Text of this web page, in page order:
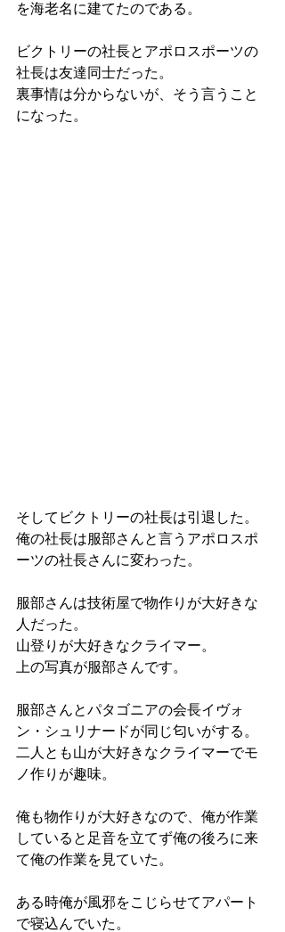
を海老名に建てたのである。
ビクトリーの社長とアポロスポーツの
社長は友達同士だった。
裏事情は分からないが、そう言うこと
になった。
そしてビクトリーの社長は引退した。
俺の社長は服部さんと言うアポロスポ
ーツの社長さんに変わった。
服部さんは技術屋で物作りが大好きな
人だった。
山登りが大好きなクライマー。
上の写真が服部さんです。
服部さんとパタゴニアの会長イヴォ
ン・シュリナードが同じ匂いがする。
二人とも山が大好きなクライマーでモ
ノ作りが趣味。
俺も物作りが大好きなので、俺が作業
していると足音を立てず俺の後ろに来
て俺の作業を見ていた。
ある時俺が風邪をこじらせてアパート
で寝込んでいた。